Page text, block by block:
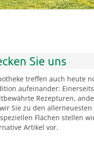
Sie uns
treffen auch heute
aufeinander:
Rezepturen,
Sie zu den allerneuesten
Flächen stellen
Artikel vor.